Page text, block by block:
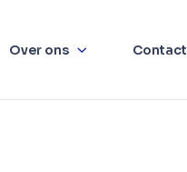
Over ons Contact